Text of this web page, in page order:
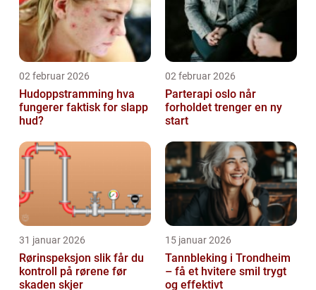
02 februar 2026
Hudoppstramming hva
fungerer faktisk for slapp
hud?
02 februar 2026
Parterapi oslo når
forholdet trenger en ny
start
31 januar 2026
Rørinspeksjon slik får du
kontroll på rørene før
skaden skjer
15 januar 2026
Tannbleking i Trondheim
– få et hvitere smil trygt
og effektivt